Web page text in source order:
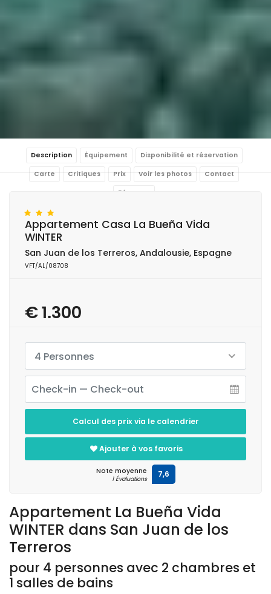
Description Équipement Disponibilité et réservation
Carte Critiques Prix Voir les photos Contact
Réserver
Appartement La Bueña Vida
WINTER dans San Juan de los
Terreros
pour 4 personnes avec 2 chambres et
1 salles de bains
Appartement Casa La Bueña Vida
WINTER
San Juan de los Terreros, Andalousie, Espagne
VFT/AL/08708
€ 1.300
4 Personnes
Calcul des prix via le calendrier
Ajouter à vos favoris
Note moyenne
1 Évaluations 7,6